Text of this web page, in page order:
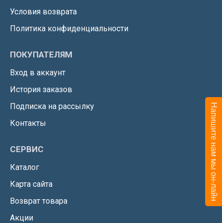
Условия возврата
Политика конфиденциальности
ПОКУПАТЕЛЯМ
Вход в аккаунт
История заказов
Подписка на рассылку
Контакты
СЕРВИС
Каталог
Карта сайта
Возврат товара
Акции
Напишите нам мы он-лайн